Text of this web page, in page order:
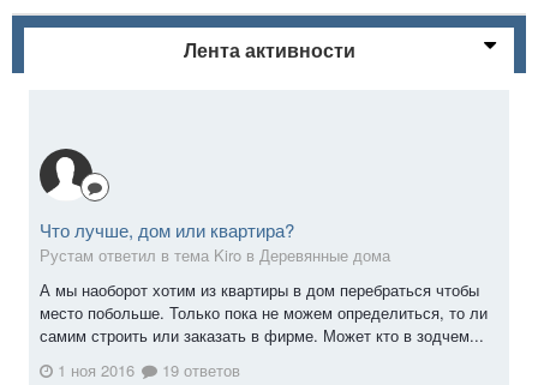
Лента активности
Что лучше, дом или квартира?
Рустам ответил в тема Kiro в Деревянные дома
А мы наоборот хотим из квартиры в дом перебраться чтобы
место побольше. Только пока не можем определиться, то ли
самим строить или заказать в фирме. Может кто в зодчем...
1 ноя 2016
19 ответов